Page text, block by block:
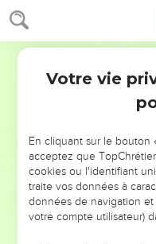
Colossiens
par des allusions,
un système
mêlent des croyances et
Cette erreur ôtait à
intermédiaire entre Dieu
développements, au
sous le nom de
Après ses habituelles
prière (1.1-11), l’*apôtre
Votre vie
En cliquant sur le bouton
acceptez que
cookies ou l'identifiant
traite vos données à
données de navigation
votre compte utilisateur)